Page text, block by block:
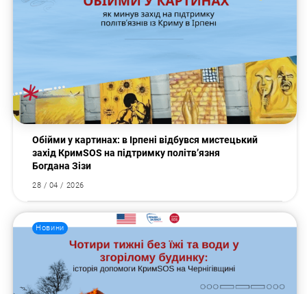
Обійми у картинах: в Ірпені відбувся мистецький
захід КримSOS на підтримку політв’язня
Богдана Зізи
28 / 04 / 2026
Новини